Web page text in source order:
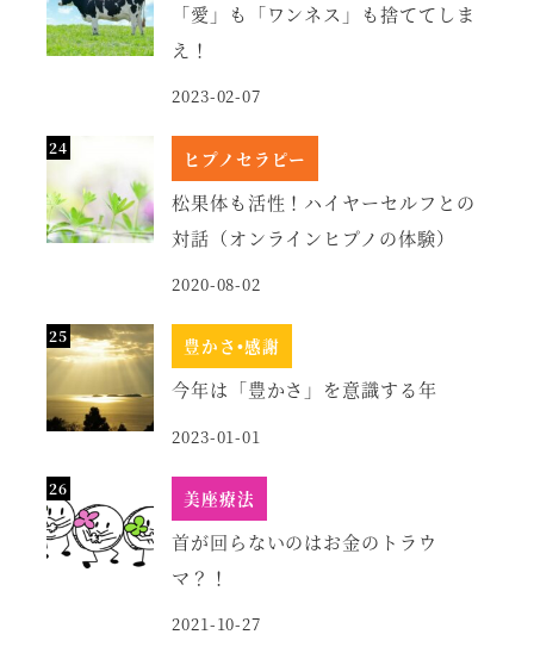
「愛」も「ワンネス」も捨ててしま
え！
2023-02-07
ヒプノセラピー
松果体も活性！ハイヤーセルフとの
対話（オンラインヒプノの体験）
2020-08-02
豊かさ•感謝
今年は「豊かさ」を意識する年
2023-01-01
美座療法
首が回らないのはお金のトラウ
マ？！
2021-10-27